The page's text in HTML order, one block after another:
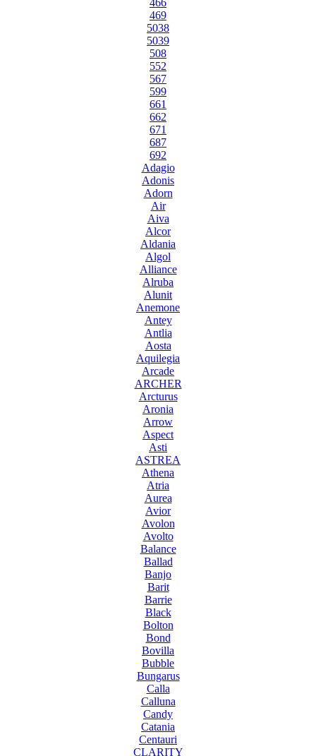
469
5038
5039
508
552
567
599
661
662
671
687
692
Adagio
Adonis
Adorn
Air
Aiva
Alcor
Aldania
Algol
Alliance
Alruba
Alunit
Anemone
Antey
Antlia
Aosta
Aquilegia
Arcade
ARCHER
Arcturus
Aronia
Arrow
Aspect
Asti
ASTREA
Athena
Atria
Aurea
Avior
Avolon
Avolto
Balance
Ballad
Banjo
Barit
Barrie
Black
Bolton
Bond
Bovilla
Bubble
Bungarus
Calla
Calluna
Candy
Catania
Centauri
CLARITY